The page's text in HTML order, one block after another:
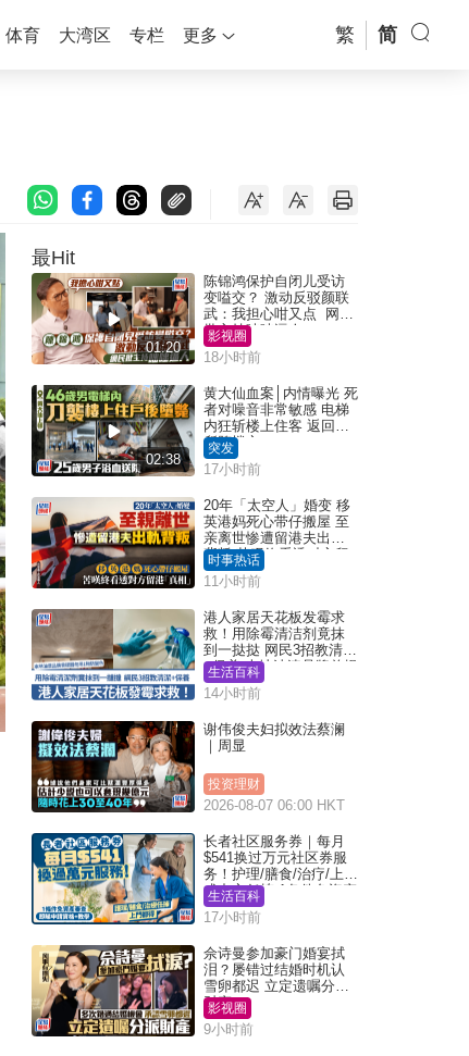
体育 大湾区 专栏 更多 繁 简
最Hit
01:20
陈锦鸿保护自闭儿受访
变嗌交？ 激动反驳颜联
武：我担心咁又点 网民
批主持咄咄逼人
影视圈
18小时前
02:38
黄大仙血案│内情曝光 死
者对噪音非常敏感 电梯
内狂斩楼上住客 返回住
所堕楼亡
突发
17小时前
20年「太空人」婚变 移
英港妈死心带仔搬屋 至
亲离世惨遭留港夫出轨
背叛 苦叹终看透对方留
港「真相」｜Juicy叮
时事热话
11小时前
港人家居天花板发霉求
救！用除霉清洁剂竟抹
到一挞挞 网民3招教清洁
+保养 本地油漆品牌曾提
醒勿用1物防变色
生活百科
14小时前
谢伟俊夫妇拟效法蔡澜
｜周显
投资理财
2026-08-07 06:00 HKT
长者社区服务券｜每月
$541换过万元社区券服
务！护理/膳食/治疗/上门
或中心任拣 1条件免资产
审查（附申请资格及教
学）
生活百科
17小时前
佘诗曼参加豪门婚宴拭
泪？屡错过结婚时机认
雪卵都迟 立定遗嘱分派
财产
影视圈
9小时前